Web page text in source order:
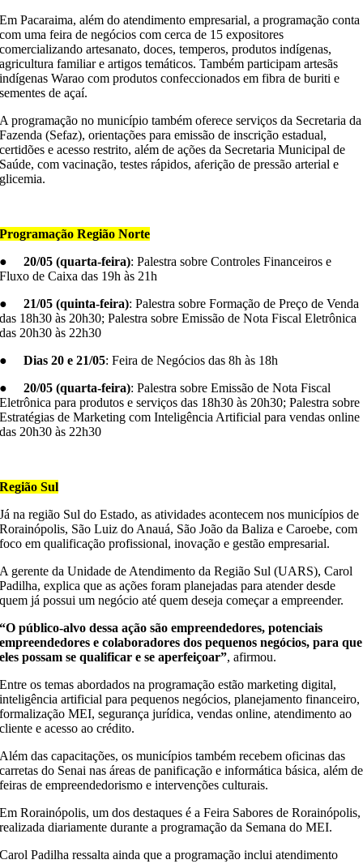
Em Pacaraima, além do atendimento empresarial, a programação conta
com uma feira de negócios com cerca de 15 expositores
comercializando artesanato, doces, temperos, produtos indígenas,
agricultura familiar e artigos temáticos. Também participam artesãs
indígenas Warao com produtos confeccionados em fibra de buriti e
sementes de açaí.
A programação no município também oferece serviços da Secretaria da
Fazenda (Sefaz), orientações para emissão de inscrição estadual,
certidões e acesso restrito, além de ações da Secretaria Municipal de
Saúde, com vacinação, testes rápidos, aferição de pressão arterial e
glicemia.
Programação Região Norte
●20/05 (quarta-feira): Palestra sobre Controles Financeiros e
Fluxo de Caixa das 19h às 21h
●21/05 (quinta-feira): Palestra sobre Formação de Preço de Venda
das 18h30 às 20h30; Palestra sobre Emissão de Nota Fiscal Eletrônica
das 20h30 às 22h30
●
Dias 20 e 21/05: Feira de Negócios das 8h às 18h
●20/05 (quarta-feira): Palestra sobre Emissão de Nota Fiscal
Eletrônica para produtos e serviços das 18h30 às 20h30; Palestra sobre
Estratégias de Marketing com Inteligência Artificial para vendas online
das 20h30 às 22h30
Região Sul
Já na região Sul do Estado, as atividades acontecem nos municípios de
Rorainópolis, São Luiz do Anauá, São João da Baliza e Caroebe, com
foco em qualificação profissional, inovação e gestão empresarial.
A gerente da Unidade de Atendimento da Região Sul (UARS), Carol
Padilha, explica que as ações foram planejadas para atender desde
quem já possui um negócio até quem deseja começar a empreender.
“O público-alvo dessa ação são empreendedores, potenciais
empreendedores e colaboradores dos pequenos negócios, para que
eles possam se qualificar e se aperfeiçoar”, afirmou.
Entre os temas abordados na programação estão marketing digital,
inteligência artificial para pequenos negócios, planejamento financeiro,
formalização MEI, segurança jurídica, vendas online, atendimento ao
cliente e acesso ao crédito.
Além das capacitações, os municípios também recebem oficinas das
carretas do Senai nas áreas de panificação e informática básica, além de
feiras de empreendedorismo e intervenções culturais.
Em Rorainópolis, um dos destaques é a Feira Sabores de Rorainópolis,
realizada diariamente durante a programação da Semana do MEI.
Carol Padilha ressalta ainda que a programação inclui atendimento